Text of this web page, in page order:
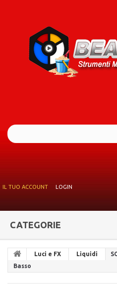
IL TUO ACCOUNT
LOGIN
CATEGORIE
Luci e FX Liquidi
Basso